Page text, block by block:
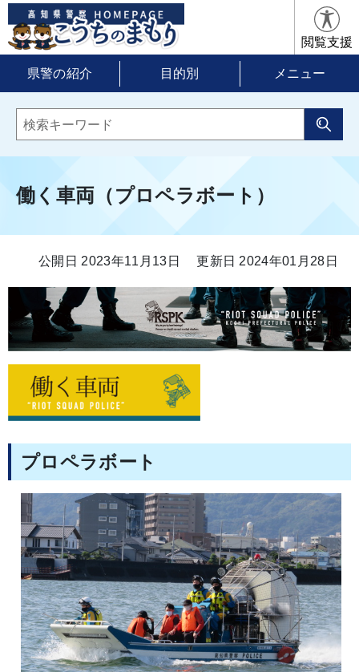
閲覧支援
県警の紹介 目的別 メニュー
働く車両（プロペラボート）
公開日 2023年11月13日 更新日 2024年01月28日
プロペラボート